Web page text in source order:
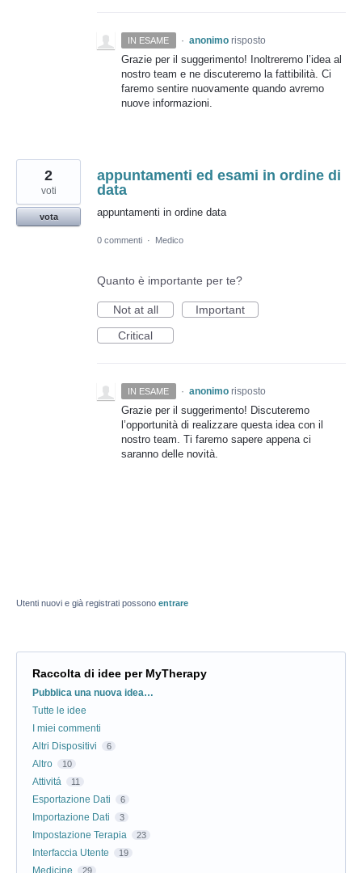
IN ESAME · anonimo risposto
Grazie per il suggerimento! Inoltreremo l’idea al
nostro team e ne discuteremo la fattibilità. Ci
faremo sentire nuovamente quando avremo
nuove informazioni.
appuntamenti ed esami in ordine di
data
appuntamenti in ordine data
2
voti
vota
0 commenti · Medico
Quanto è importante per te?
Not at all
Important
Critical
IN ESAME · anonimo risposto
Grazie per il suggerimento! Discuteremo
l’opportunità di realizzare questa idea con il
nostro team. Ti faremo sapere appena ci
saranno delle novità.
Utenti nuovi e già registrati possono entrare
Raccolta di idee per MyTherapy
Categorie
Pubblica una nuova idea…
Tutte le idee
I miei commenti
Altri Dispositivi
6
Altro 10
Attivitá 11
Esportazione Dati 6
Importazione Dati 3
Impostazione Terapia 23
Interfaccia Utente 19
Medicine 29